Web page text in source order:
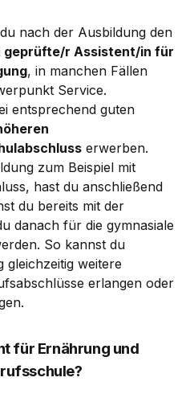
nach der Ausbildung den
geprüfte/r Assistent/in für
, in manchen Fällen
Service.
entsprechend guten
erwerben.
zum Beispiel mit
hast du anschließend
du bereits mit der
danach für die gymnasiale
So kannst du
gleichzeitig weitere
erlangen oder
für Ernährung und